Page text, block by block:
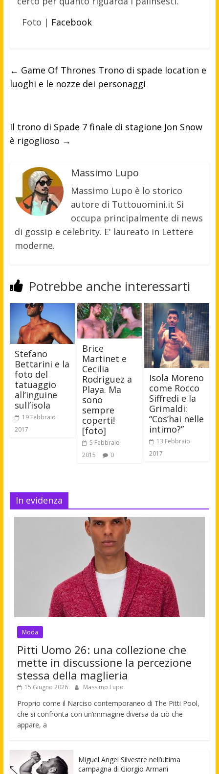
Foto | Facebook
← Game Of Thrones Trono di spade location e
luoghi e le nozze dei personaggi
Il trono di Spade 7 finale di stagione Jon Snow
è rigoglioso →
Massimo Lupo
Massimo Lupo è lo storico
autore di Tuttouomini.it Si
occupa principalmente di news
di gossip e celebrity. E' laureato in Lettere
moderne.
Potrebbe anche interessarti
Stefano
Bettarini e la
foto del
tatuaggio
all’inguine
sull’isola
19 Febbraio
2017
Brice
Martinet e
Cecilia
Rodriguez a
Playa. Ma
sono
sempre
coperti!
[foto]
5 Febbraio
2015
0
Isola Moreno
come Rocco
Siffredi e la
Grimaldi:
“Cos’hai nelle
intimo?”
13 Febbraio
2017
In evidenza
Moda
Pitti Uomo 26: una collezione che
mette in discussione la percezione
stessa della maglieria
15 Giugno 2026 Massimo Lupo
Proprio come il Narciso contemporaneo di The Pitti Pool,
che si confronta con un’immagine diversa da ciò che
appare, a
Miguel Angel Silvestre nell’ultima
campagna di Giorgio Armani